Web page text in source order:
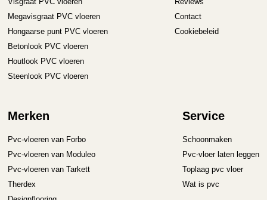
Megavisgraat PVC vloeren
Hongaarse punt PVC vloeren
Betonlook PVC vloeren
Houtlook PVC vloeren
Steenlook PVC vloeren
Contact
Cookiebeleid
Merken
Pvc-vloeren van Forbo
Pvc-vloeren van Moduleo
Pvc-vloeren van Tarkett
Therdex
Service
Schoonmaken
Pvc-vloer laten leggen
Toplaag pvc vloer
Wat is pvc